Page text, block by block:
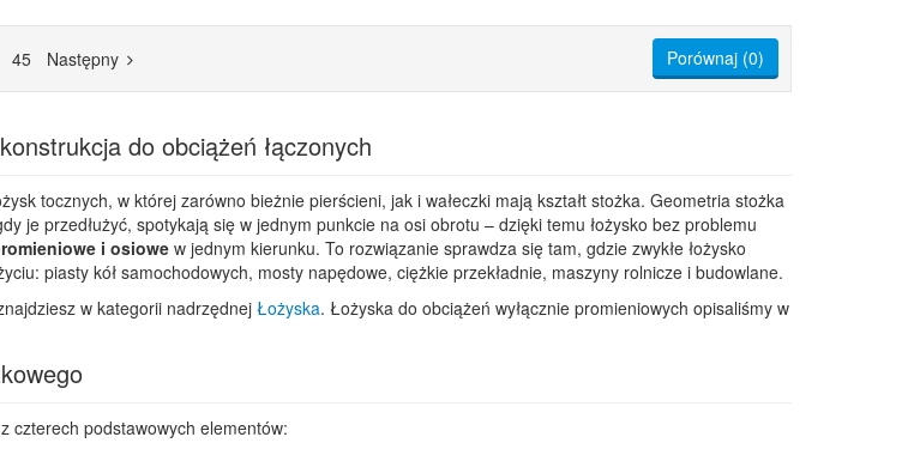
Porównaj (0)
45 Następny
do obciążeń łączonych
tocznych, w której zarówno bieżnie pierścieni, jak i wałeczki mają kształt stożka. Geometria stożka
je przedłużyć, spotykają się w jednym punkcie na osi obrotu – dzięki temu łożysko bez problemu
i osiowew jednym kierunku. To rozwiązanie sprawdza się tam, gdzie zwykłe łożysko
piasty kół samochodowych, mosty napędowe, ciężkie przekładnie, maszyny rolnicze i budowlane.
w kategorii nadrzędnej Łożyska. Łożyska do obciążeń wyłącznie promieniowych opisaliśmy w
czterech podstawowych elementów: